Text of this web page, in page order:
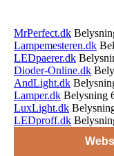
MrPerfect.dk
Lampemesteren.dk
LEDpaerer.dk
Dioder-Online.dk
AndLight.dk
Lamper.dk Belysning
LuxLight.dk
LEDproff.dk